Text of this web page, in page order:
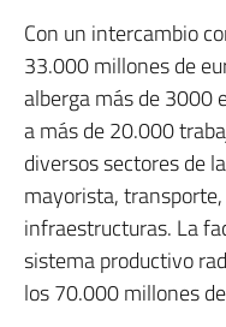
Con un intercambio
33.000 millones de
alberga más de 3000
a más de 20.000
diversos sectores de
mayorista,
infraestructuras. La
sistema productivo
los 70.000 millones